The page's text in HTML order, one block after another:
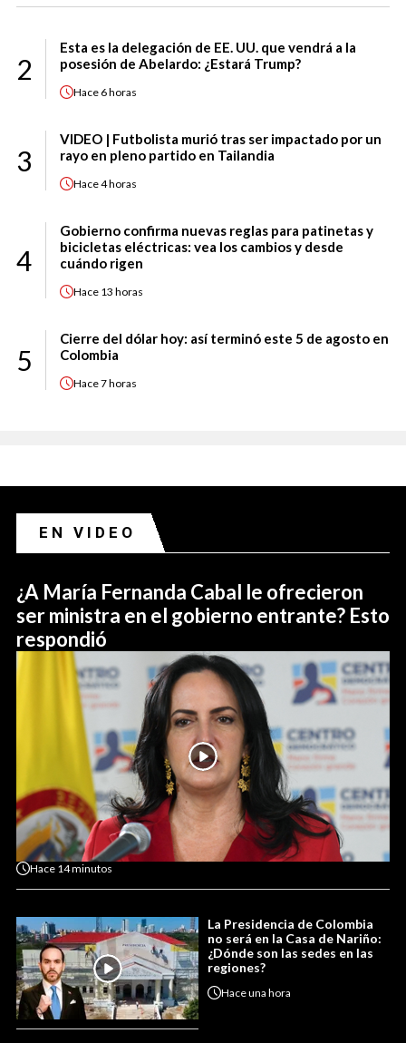
2
Esta es la delegación de EE. UU. que vendrá a la
posesión de Abelardo: ¿Estará Trump?
Hace 6 horas
3
VIDEO | Futbolista murió tras ser impactado por un
rayo en pleno partido en Tailandia
Hace4 horas
4
Gobierno confirma nuevas reglas para patinetas y
bicicletas eléctricas: vea los cambios y desde
cuándo rigen
Hace 13 horas
5
Cierre del dólar hoy: así terminó este 5 de agosto en
Colombia
Hace7 horas
EN VIDEO
¿A María Fernanda Cabal le ofrecieron
ser ministra en el gobierno entrante? Esto
respondió
Hace 14 minutos
La Presidencia de Colombia
no será en la Casa de Nariño:
¿Dónde son las sedes en las
regiones?
Haceuna hora